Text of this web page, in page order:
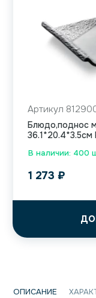
В наличии: 400
Артикул
Блюдо,поднос
36.1*20.4*3.5см
1 273 ₽
ОПИСАНИЕ